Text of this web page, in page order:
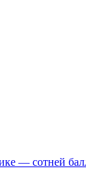
— сотней